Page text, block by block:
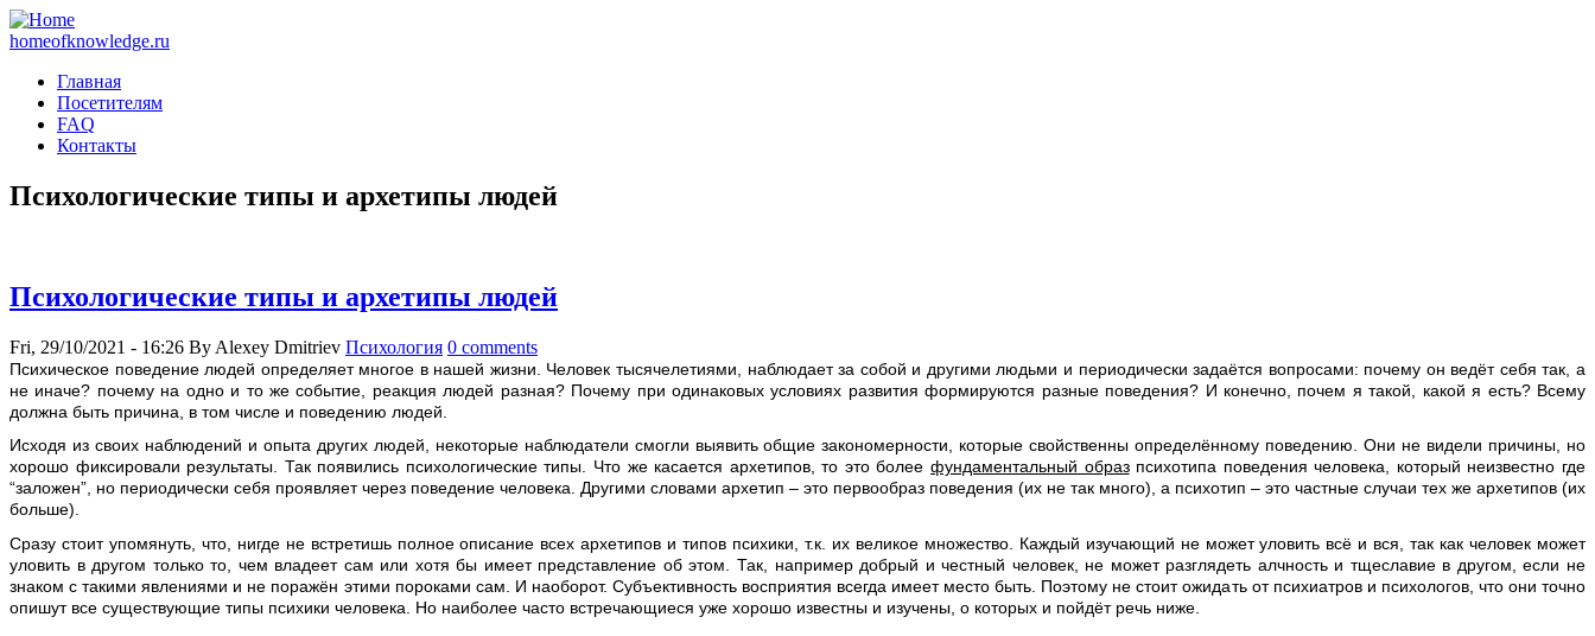
homeofknowledge.ru
Главная
Посетителям
FAQ
Контакты
Психологические типы и архетипы людей
Психологические типы и архетипы людей
Fri, 29/10/2021 - 16:26 By Alexey Dmitriev Психология 0 comments
Псиxическое поведение людей определяет многое в нашей жизни. Человек тысячелетиями, наблюдает за собой и другими людьми и периодически задаётся вопросами: почему он ведёт себя так, а
не иначе? почему на одно и то же событие, реакция людей разная? Почему при одинаковых условиях развития формируются разные поведения? И конечно, почем я такой, какой я есть? Всему
должна быть причина, в том числе и поведению людей.
Исходя из своих наблюдений и опыта других людей, некоторые наблюдатели смогли выявить общие закономерности, которые свойственны определённому поведению. Они не видели причины, но
хорошо фиксировали результаты. Так появились психологические типы. Что же касается архетипов, то это более фундаментальный образпсихотипа поведения человека, который неизвестно где
“заложен”, но периодически себя проявляет через поведение человека. Другими словами архетип – это первообраз поведения (их не так много), а психотип – это частные случаи тех же архетипов (их
больше).
Сразу стоит упомянуть, что, нигде не встретишь полное описание всех архетипов и типов психики, т.к. их великое множество. Каждый изучающий не может уловить всё и вся, так как человек может
уловить в другом только то, чем владеет сам или хотя бы имеет представление об этом. Так, например добрый и честный человек, не может разглядеть алчность и тщеславие в другом, если не
знаком с такими явлениями и не поражён этими пороками сам. И наоборот. Субъективность восприятия всегда имеет место быть. Поэтому не стоит ожидать от психиатров и психологов, что они точно
опишут все существующие типы психики человека. Но наиболее часто встречающиеся уже хорошо известны и изучены, о которых и пойдёт речь ниже.